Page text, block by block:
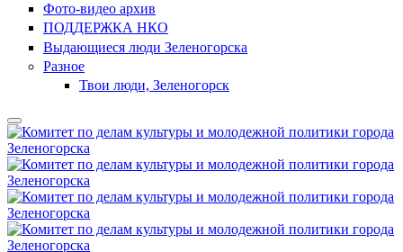
Фото-видео архив
ПОДДЕРЖКА НКО
Выдающиеся люди Зеленогорска
Разное
Твои люди, Зеленогорск